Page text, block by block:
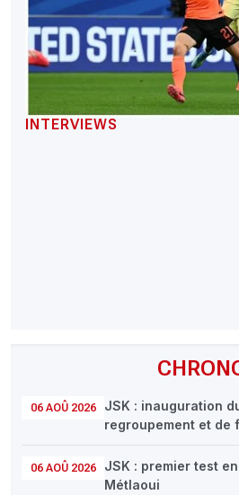
06 AOÛ 2026
JSK : inauguration
regroupement et de
06 AOÛ 2026
JSK : premier test
Métlaoui
INTERVIEWS